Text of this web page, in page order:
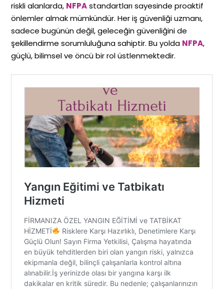
riskli alanlarda, NFPAstandartları sayesinde proaktif
önlemler almak mümkündür. Her iş güvenliği uzmanı,
sadece bugünün değil, geleceğin güvenliğini de
şekillendirme sorumluluğuna sahiptir. Bu yolda NFPA,
güçlü, bilimsel ve öncü bir rol üstlenmektedir.